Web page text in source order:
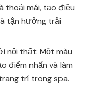
thoải mái, tạo điều
tận hưởng trải
nội thất: Một màu
điểm nhấn và làm
trí trong spa.